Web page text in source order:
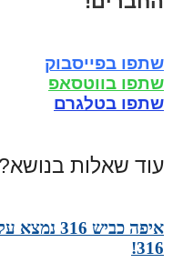
שתפו בפייסבוק
שתפו בווטסאפ
שתפו בטלגרם
עוד שאלות בנושא?
איפה
316!